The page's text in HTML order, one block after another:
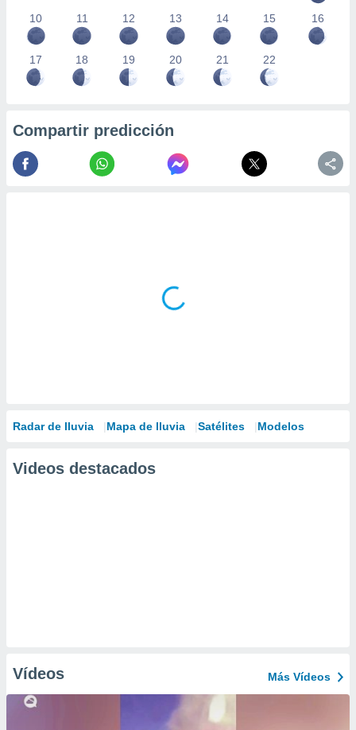
10 11 12 13 14 15 16
17 18 19 20 21 22
Compartir predicción
Radar de lluvia Mapa de lluvia Satélites Modelos
Videos destacados
Vídeos Más Vídeos